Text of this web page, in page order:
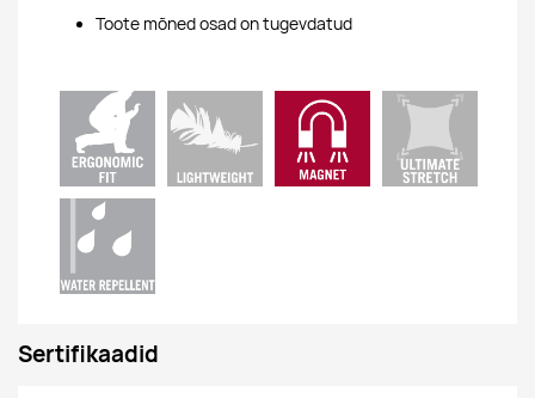
Toote mõned osad on tugevdatud
Sertifikaadid